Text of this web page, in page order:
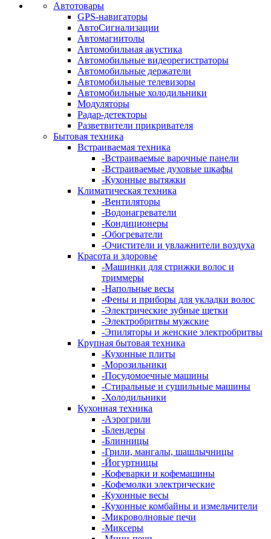
Автотовары
GPS-навигаторы
АвтоСигнализации
Автомагнитолы
Автомобильная акустика
Автомобильные видеорегистраторы
Автомобильные держатели
Автомобильные телевизоры
Автомобильные холодильники
Модуляторы
Радар-детекторы
Разветвители прикривателя
Бытовая техника
Встраиваемая техника
-Встраиваемые варочные панели
-Встраиваемые духовые шкафы
-Кухонные вытяжки
Климатическая техника
-Вентиляторы
-Водонагреватели
-Кондиционеры
-Обогреватели
-Очистители и увлажнители воздуха
Красота и здоровье
-Машинки для стрижки волос и
триммеры
-Напольные весы
-Фены и приборы для укладки волос
-Электрические зубные щетки
-Электробритвы мужские
-Эпиляторы и женские электробритвы
Крупная бытовая техника
-Кухонные плиты
-Морозильники
-Посудомоечные машины
-Стиральные и сушильные машины
-Холодильники
Кухонная техника
-Аэрогрили
-Блендеры
-Блинницы
-Грили, мангалы, шашлычницы
-Йогуртницы
-Кофеварки и кофемашины
-Кофемолки электрические
-Кухонные весы
-Кухонные комбайны и измельчители
-Микроволновые печи
-Миксеры